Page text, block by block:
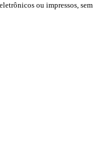
ou impressos, sem